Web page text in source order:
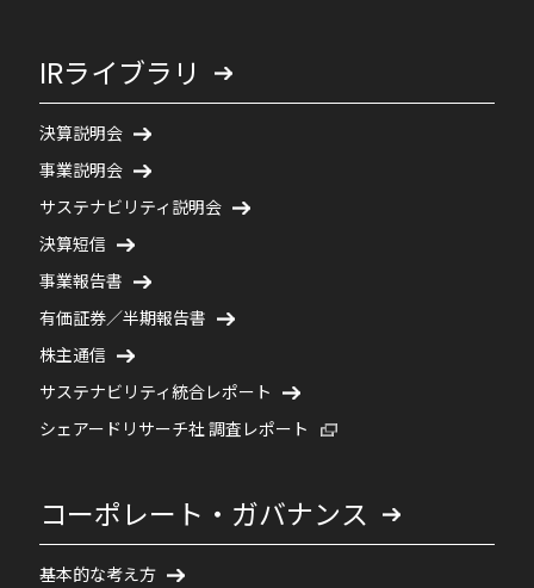
IRライブラリ
決算説明会
事業説明会
サステナビリティ説明会
決算短信
事業報告書
有価証券／半期報告書
株主通信
サステナビリティ統合レポート
シェアードリサーチ社 調査レポート 新規ウィンドウで開く
コーポレート・ガバナンス
基本的な考え方